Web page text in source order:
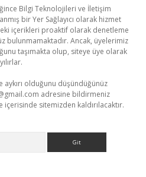
Bilgi Teknolojileri ve İletişim
bir Yer Sağlayıcı olarak hizmet
içerikleri proaktif olarak denetleme
bulunmamaktadır. Ancak, üyelerimiz
taşımakta olup, siteye üye olarak
olduğunu düşündüğünüz
adresine bildirmeniz
sitemizden kaldırılacaktır.